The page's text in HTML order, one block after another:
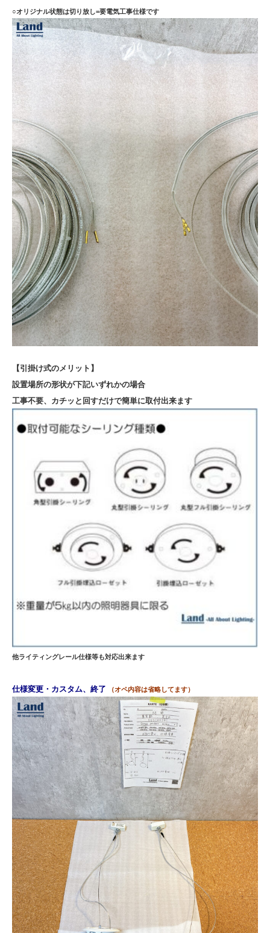
○オリジナル状態は切り放し=要電気工事仕様です
【引掛け式のメリット】
設置場所の形状が下記いずれかの場合
工事不要、カチッと回すだけで簡単に取付出来ます
他ライティングレール仕様等も対応出来ます
仕様変更・カスタム、終了 （オペ内容は省略してます）